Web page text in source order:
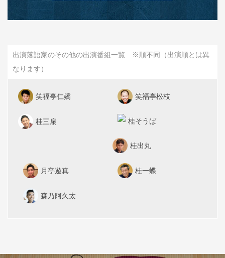
出演落語家のその他の出演番組一覧 ※順不同（出演順とは異
なります）
笑福亭仁嬌 笑福亭松枝
桂三扇 桂そうば
桂出丸
月亭遊真 桂一蝶
森乃阿久太